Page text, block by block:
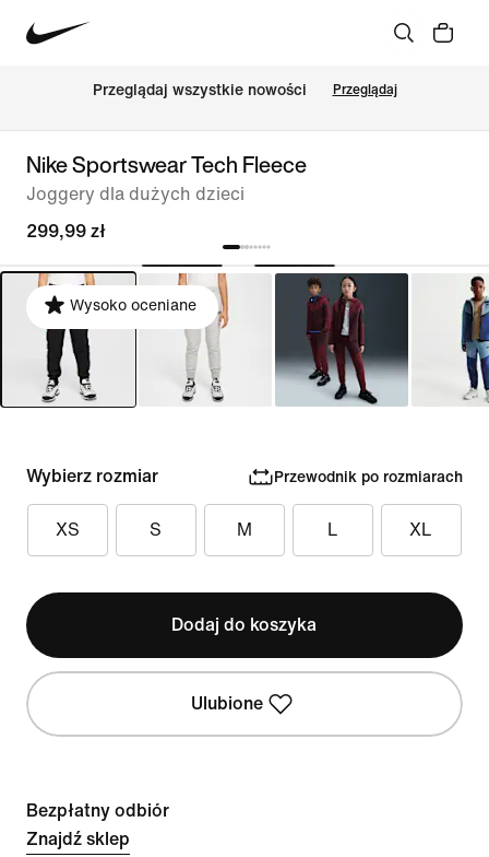
Przeglądaj wszystkie nowości Przeglądaj
Nike Sportswear Tech Fleece
Joggery dla dużych dzieci
299,99 zł
Wysoko oceniane
Wybierz rozmiar Przewodnik po rozmiarach
XS S M L XL
Dodaj do koszyka
Ulubione
Bezpłatny odbiór
Znajdź sklep